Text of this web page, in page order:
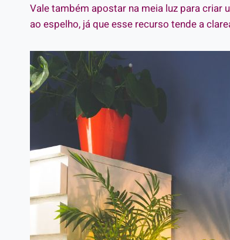
Vale também apostar na meia luz para
ao espelho, já que esse recurso tende a